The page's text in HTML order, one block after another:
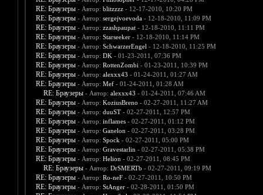
RE: Браузеры - Автор: blitzzzz- 12-17-2010, 10:20 PM
RE: Браузеры - Автор: sergejvoevoda- 12-18-2010, 11:09 PM
RE: Браузеры - Автор: zzashpaupat- 12-18-2010, 11:11 PM
RE: Браузеры - Автор: Starseeker- 12-18-2010, 11:14 PM
RE: Браузеры - Автор: SchwarzerEngel - 12-18-2010, 11:25 PM
RE: Браузеры - Автор: DK- 01-23-2011, 07:36 PM
RE: Браузеры - Автор: RottenZombi - 01-23-2011, 10:39 PM
RE: Браузеры - Автор: alexxx43 - 01-24-2011, 01:27 AM
RE: Браузеры - Автор: Mef- 01-24-2011, 01:28 AM
RE: Браузеры - Автор: alexxx43 - 01-24-2011, 07:46 AM
RE: Браузеры - Автор: KoziusBreno - 02-27-2011, 11:27 AM
RE: Браузеры - Автор: duuST- 02-27-2011, 12:57 PM
RE: Браузеры - Автор: inflames- 02-27-2011, 01:12 PM
RE: Браузеры - Автор: Ganelon - 02-27-2011, 03:28 PM
RE: Браузеры - Автор: Spock - 02-27-2011, 05:00 PM
RE: Браузеры - Автор: Gravestarlin - 02-27-2011, 05:38 PM
RE: Браузеры - Автор: Helion - 02-27-2011, 08:45 PM
RE: Браузеры - Автор: DrSMERTb - 02-27-2011, 09:19 PM
RE: Браузеры - Автор: Ro-neF- 02-27-2011, 10:50 PM
RE: Браузеры - Автор: StAnger- 02-28-2011, 01:50 PM